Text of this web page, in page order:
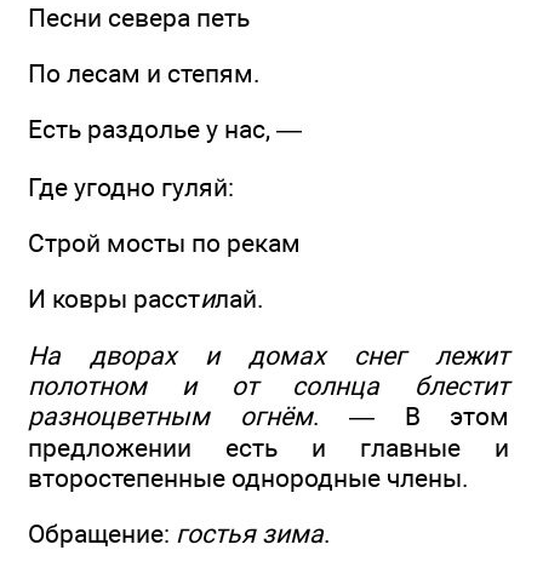
Песни севера петь
По лесам и степям.
Есть раздолье у нас, —
Где угодно гуляй:
Строй мосты по рекам
И ковры расстилай.
На дворах и домах снег лежит
полотном и от солнца блестит
разноцветным огнём. — В этом
предложении есть и главные и
второстепенные однородные члены.
Обращение: гостья зима.